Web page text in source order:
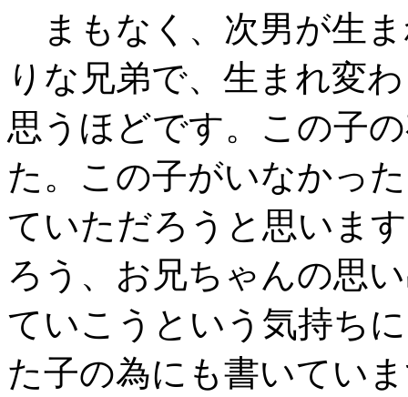
まもなく、次男が生
りな兄弟で、生まれ変
思うほどです。この子
た。この子がいなかっ
ていただろうと思いま
ろう、お兄ちゃんの思
ていこうという気持ち
た子の為にも書いてい